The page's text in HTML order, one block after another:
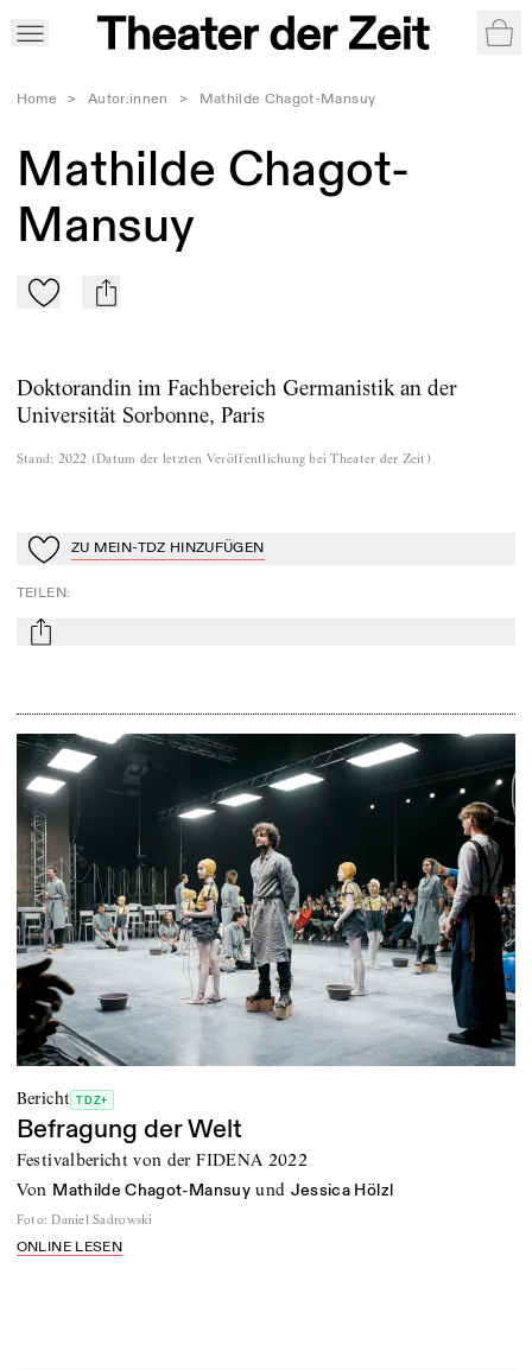
Home > Autor:innen > Mathilde Chagot-Mansuy
Mathilde Chagot-
Mansuy
Zu Mein-TdZ hinzufügen
mail
Doktorandin im Fachbereich Germanistik an der
Universität Sorbonne, Paris
Stand: 2022 (Datum der letzten Veröffentlichung bei Theater der Zeit )
Zu Mein-TdZ hinzufügen
ZU MEIN-TDZ HINZUFÜGEN
TEILEN:
mail
Bericht TDZ+
Befragung der Welt
Festivalbericht von der FIDENA 2022
von Mathilde Chagot-Mansuy und Jessica Hölzl
Foto: Daniel Sadrowski
ONLINE LESEN